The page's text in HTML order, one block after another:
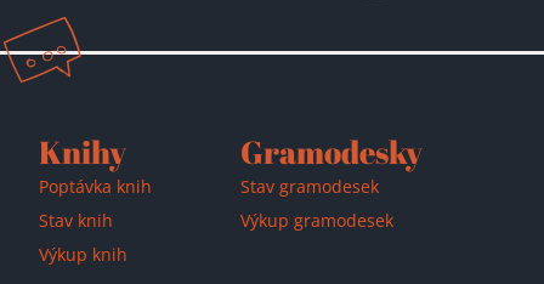
Knihy
Poptávka knih
Stav knih
Výkup knih
Gramodesky
Stav gramodesek
Výkup gramodesek